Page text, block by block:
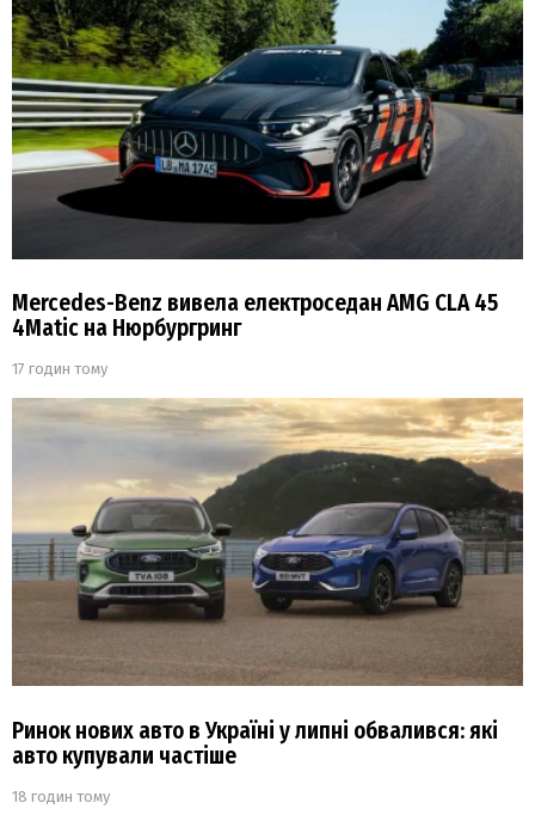
Mercedes-Benz вивела електроседан AMG CLA 45
4Matic на Нюрбургринг
17 годин тому
Ринок нових авто в Україні у липні обвалився: які
авто купували частіше
18 годин тому